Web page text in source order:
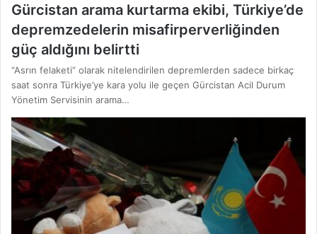
Gürcistan arama kurtarma ekibi, Türkiye’de
depremzedelerin misafirperverliğinden
güç aldığını belirtti
“Asrın felaketi” olarak nitelendirilen depremlerden sadece birkaç
saat sonra Türkiye’ye kara yolu ile geçen Gürcistan Acil Durum
Yönetim Servisinin arama…